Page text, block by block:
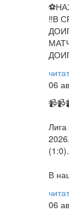
‼В
06
(1:0).
В
06